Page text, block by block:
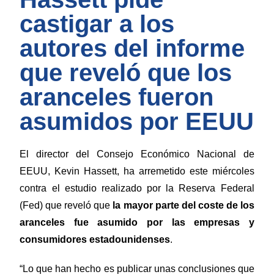
castigar a los
autores del informe
que reveló que los
aranceles fueron
asumidos por EEUU
El director del Consejo Económico Nacional de
EEUU, Kevin Hassett, ha arremetido este miércoles
contra el estudio realizado por la Reserva Federal
(Fed) que reveló que la mayor parte del coste de los
aranceles fue asumido por las empresas y
consumidores estadounidenses.
“Lo que han hecho es publicar unas conclusiones que